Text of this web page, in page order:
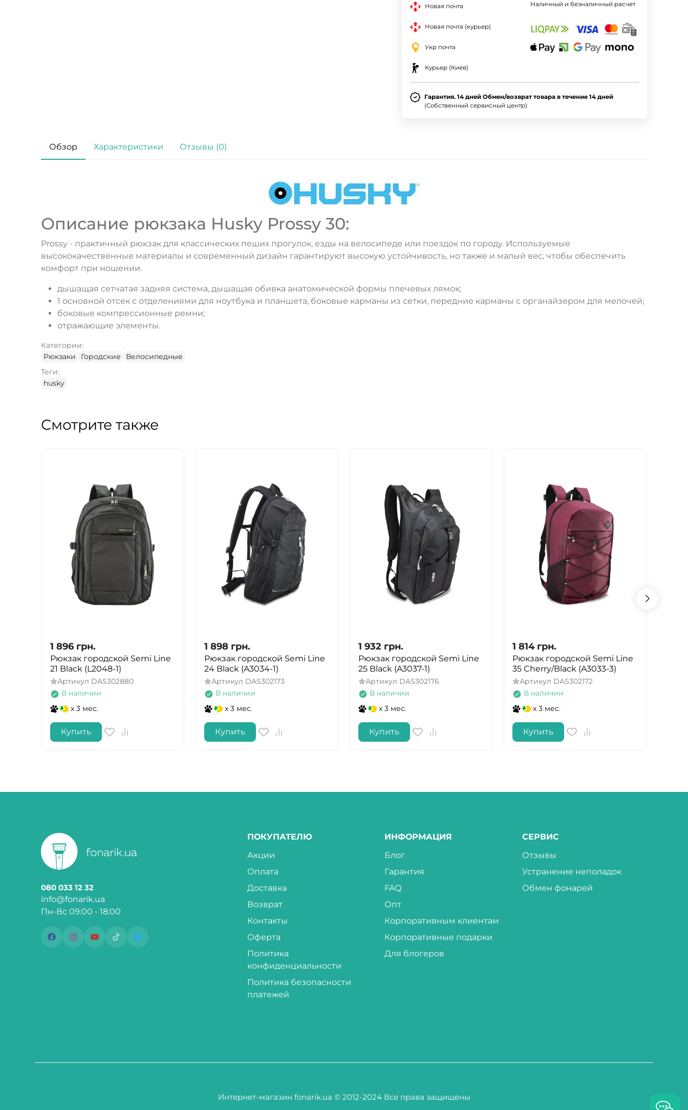
Новая почта
Новая почта (курьер)
Укр почта
Курьер (Киев)
Наличный и безналичный расчет
Гарантия. 14 дней Обмен/возврат товара в течение 14 дней
(Собственный сервисный центр)
Обзор Характеристики Отзывы (0)
Описание рюкзака Husky Prossy 30:
Prossy - практичный рюкзак для классических пеших прогулок, езды на велосипеде или поездок по городу. Используемые
высококачественные материалы и современный дизайн гарантируют высокую устойчивость, но также и малый вес, чтобы обеспечить
комфорт при ношении.
дышащая сетчатая задняя система, дышащая обивка анатомической формы плечевых лямок;
1 основной отсек с отделениями для ноутбука и планшета, боковые карманы из сетки, передние карманы с органайзером для мелочей;
боковые компрессионные ремни;
отражающие элементы.
Категории:
Рюкзаки
Городские
Велосипедные
Теги:
husky
Смотрите также
1 896 грн.
Рюкзак городской Semi Line
21 Black (L2048-1)
Артикул DAS302880
В наличии
x 3 мес.
Купить
1 898 грн.
Рюкзак городской Semi Line
24 Black (A3034-1)
Артикул DAS302173
В наличии
x 3 мес.
Купить
1 932 грн.
Рюкзак городской Semi Line
25 Black (A3037-1)
Артикул DAS302176
В наличии
x 3 мес.
Купить
1 814 грн.
Рюкзак городской Semi Line
35 Cherry/Black (A3033-3)
Артикул DAS302172
В наличии
x 3 мес.
Купить
080 033 12 32
info@fonarik.ua
Пн-Вс 09:00 - 18:00
ПОКУПАТЕЛЮ
Акции
Оплата
Доставка
Возврат
Контакты
Оферта
Политика
конфиденциальности
Политика безопасности
платежей
ИНФОРМАЦИЯ
Блог
Гарантия
FAQ
Опт
Корпоративным клиентам
Корпоративные подарки
Для блогеров
СЕРВИС
Отзывы
Устранение неполадок
Обмен фонарей
Интернет-магазин fonarik.ua © 2012-2024 Все права защищены